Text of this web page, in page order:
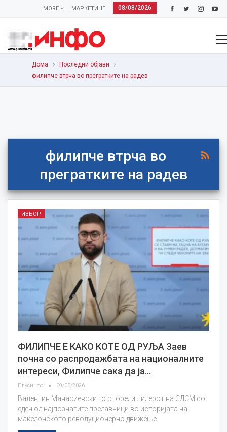
08/08/2026
МАРКЕТИНГ
MORE
Дома
Последни објави
филипче втрча во прегратките на радев
филипче втрча во
прегратките на радев
ИЗБОР
ФИЛИПЧЕ Е КАКО КОТЕ ОД РУЉА Заев
почна со распродажбата на националните
интереси, Филипче сака да ја…
Плусинфо 09/05/2026
Валентин Манасиевски го спореди лидерот на СДСМ со
еден од најпознатите предавници во историјата на
македонското револуционерно движење.